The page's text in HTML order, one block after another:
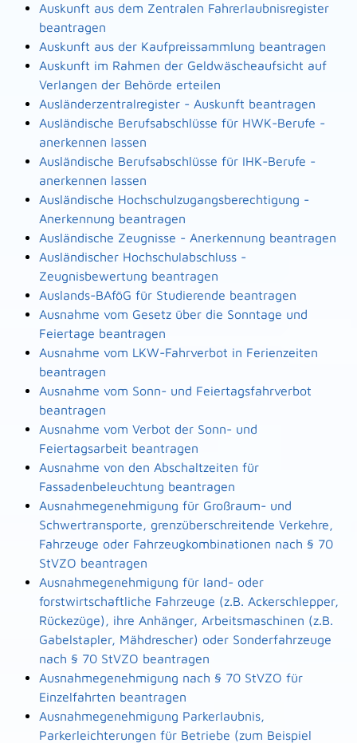
Auskunft aus dem Zentralen Fahrerlaubnisregister
beantragen
Auskunft aus der Kaufpreissammlung beantragen
Auskunft im Rahmen der Geldwäscheaufsicht auf
Verlangen der Behörde erteilen
Ausländerzentralregister - Auskunft beantragen
Ausländische Berufsabschlüsse für HWK-Berufe -
anerkennen lassen
Ausländische Berufsabschlüsse für IHK-Berufe -
anerkennen lassen
Ausländische Hochschulzugangsberechtigung -
Anerkennung beantragen
Ausländische Zeugnisse - Anerkennung beantragen
Ausländischer Hochschulabschluss -
Zeugnisbewertung beantragen
Auslands-BAföG für Studierende beantragen
Ausnahme vom Gesetz über die Sonntage und
Feiertage beantragen
Ausnahme vom LKW-Fahrverbot in Ferienzeiten
beantragen
Ausnahme vom Sonn- und Feiertagsfahrverbot
beantragen
Ausnahme vom Verbot der Sonn- und
Feiertagsarbeit beantragen
Ausnahme von den Abschaltzeiten für
Fassadenbeleuchtung beantragen
Ausnahmegenehmigung für Großraum- und
Schwertransporte, grenzüberschreitende Verkehre,
Fahrzeuge oder Fahrzeugkombinationen nach § 70
StVZO beantragen
Ausnahmegenehmigung für land- oder
forstwirtschaftliche Fahrzeuge (z.B. Ackerschlepper,
Rückezüge), ihre Anhänger, Arbeitsmaschinen (z.B.
Gabelstapler, Mähdrescher) oder Sonderfahrzeuge
nach § 70 StVZO beantragen
Ausnahmegenehmigung nach § 70 StVZO für
Einzelfahrten beantragen
Ausnahmegenehmigung Parkerlaubnis,
Parkerleichterungen für Betriebe (zum Beispiel